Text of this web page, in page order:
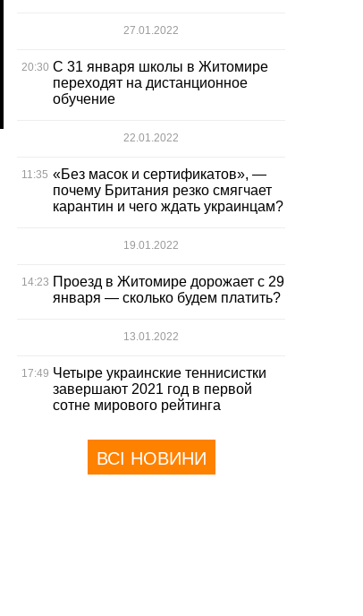
27.01.2022
20:30 С 31 января школы в Житомире
переходят на дистанционное
обучение
22.01.2022
11:35 «Без масок и сертификатов», —
почему Британия резко смягчает
карантин и чего ждать украинцам?
19.01.2022
14:23 Проезд в Житомире дорожает с 29
января — сколько будем платить?
13.01.2022
17:49 Четыре украинские теннисистки
завершают 2021 год в первой
сотне мирового рейтинга
ВСІ НОВИНИ